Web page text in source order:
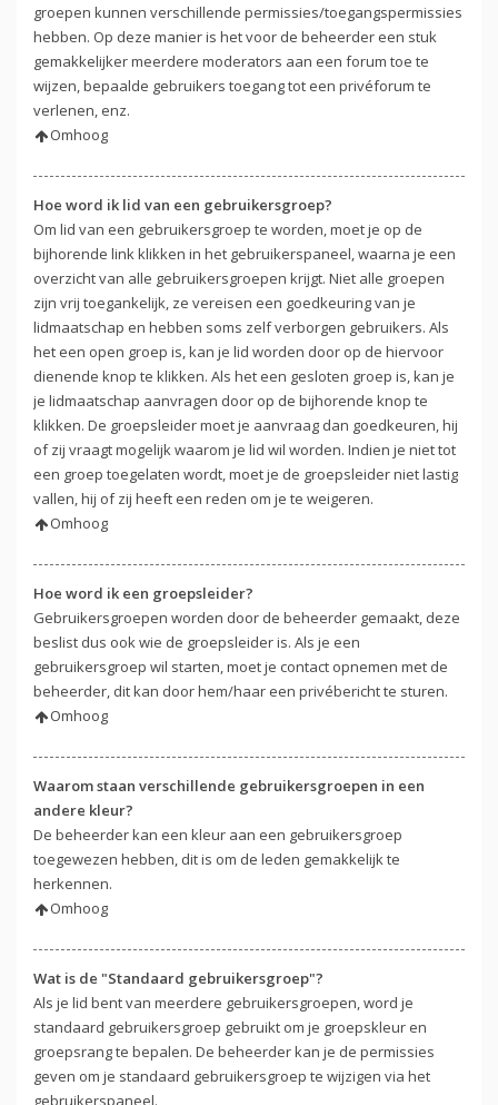
groepen kunnen verschillende permissies/toegangspermissies
hebben. Op deze manier is het voor de beheerder een stuk
gemakkelijker meerdere moderators aan een forum toe te
wijzen, bepaalde gebruikers toegang tot een privéforum te
verlenen, enz.
Omhoog
Hoe word ik lid van een gebruikersgroep?
Om lid van een gebruikersgroep te worden, moet je op de
bijhorende link klikken in het gebruikerspaneel, waarna je een
overzicht van alle gebruikersgroepen krijgt. Niet alle groepen
zijn vrij toegankelijk, ze vereisen een goedkeuring van je
lidmaatschap en hebben soms zelf verborgen gebruikers. Als
het een open groep is, kan je lid worden door op de hiervoor
dienende knop te klikken. Als het een gesloten groep is, kan je
je lidmaatschap aanvragen door op de bijhorende knop te
klikken. De groepsleider moet je aanvraag dan goedkeuren, hij
of zij vraagt mogelijk waarom je lid wil worden. Indien je niet tot
een groep toegelaten wordt, moet je de groepsleider niet lastig
vallen, hij of zij heeft een reden om je te weigeren.
Omhoog
Hoe word ik een groepsleider?
Gebruikersgroepen worden door de beheerder gemaakt, deze
beslist dus ook wie de groepsleider is. Als je een
gebruikersgroep wil starten, moet je contact opnemen met de
beheerder, dit kan door hem/haar een privébericht te sturen.
Omhoog
Waarom staan verschillende gebruikersgroepen in een
andere kleur?
De beheerder kan een kleur aan een gebruikersgroep
toegewezen hebben, dit is om de leden gemakkelijk te
herkennen.
Omhoog
Wat is de "Standaard gebruikersgroep"?
Als je lid bent van meerdere gebruikersgroepen, word je
standaard gebruikersgroep gebruikt om je groepskleur en
groepsrang te bepalen. De beheerder kan je de permissies
geven om je standaard gebruikersgroep te wijzigen via het
gebruikerspaneel.